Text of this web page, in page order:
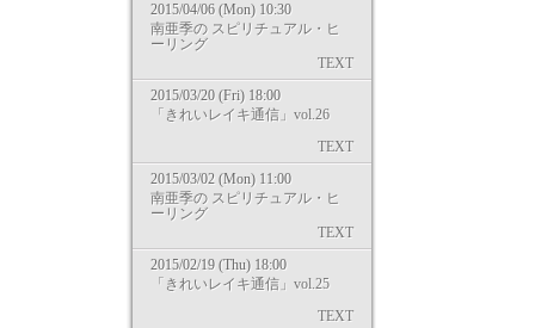
2015/04/06 (Mon) 10:30
南亜季の スピリチュアル・ヒ
ーリング
TEXT
2015/03/20 (Fri) 18:00
「きれいレイキ通信」vol.26
TEXT
2015/03/02 (Mon) 11:00
南亜季の スピリチュアル・ヒ
ーリング
TEXT
2015/02/19 (Thu) 18:00
「きれいレイキ通信」vol.25
TEXT